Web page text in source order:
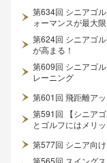
第634回 シニアゴ
ォーマンスが最大
第624回 シニアゴ
が高まる！
第609回 シニアゴ
レーニング
第601回 飛距離ア
第591回 【シニア
とゴルフにはメリ
第577回 シニア向